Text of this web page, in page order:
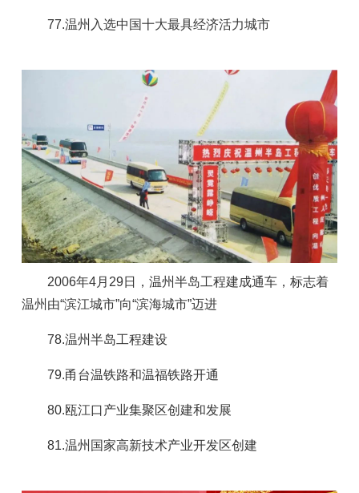
77.温州入选中国十大最具经济活力城市
2006年4月29日，温州半岛工程建成通车，标志着
温州由“滨江城市”向“滨海城市”迈进
78.温州半岛工程建设
79.甬台温铁路和温福铁路开通
80.瓯江口产业集聚区创建和发展
81.温州国家高新技术产业开发区创建